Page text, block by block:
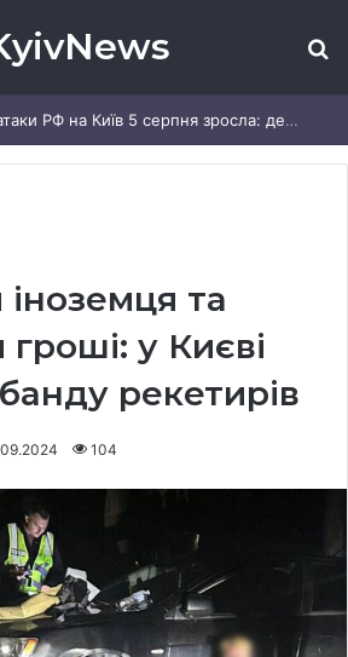
Кількість жертв атаки РФ на Київ 5 серпня зросла: деталі
та
у Києві
рекетирів
104